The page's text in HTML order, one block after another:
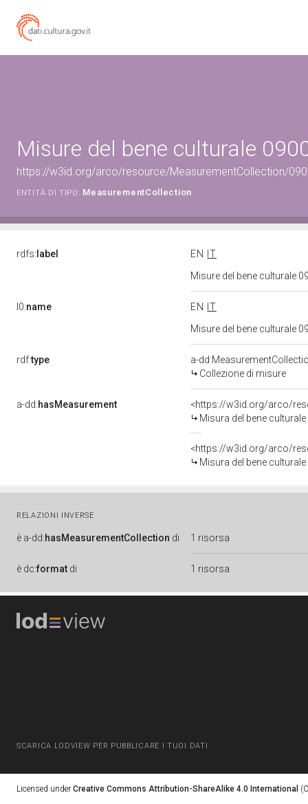
Misure del bene culturale
https://w3id.org/arco/resource/MeasurementCollection/
ENTITÀ DI TIPO: MeasurementCollection
rdfs: label EN
IT
Misure del bene culturale
l0:name EN
IT
Misure del bene culturale
rdf:type
a-
Collezione di misure
a-dd:hasMeasurement
<https://w3id.org/arco/
Misura del bene
<https://w3id.org/arco/
Misura del bene
RELAZIONI INVERSE
è a-dd:hasMeasurementCollection di 1 risorsa
è dc:format di 1 risorsa
SCARICA LODVIEW PER PUBBLICARE I TUOI DATI
Licensed under Creative Commons Attribution-ShareAlike 4.0 International